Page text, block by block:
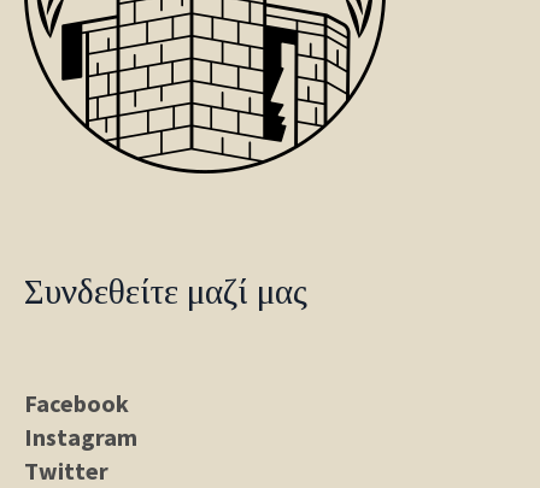
Συνδεθείτε μαζί μας
Facebook
Instagram
Twitter